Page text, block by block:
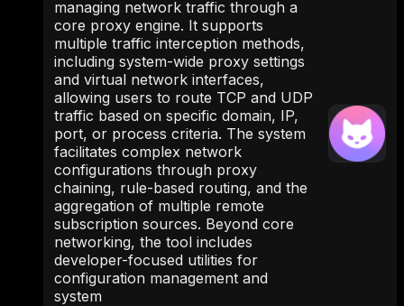
managing network traffic through a
core proxy engine. It supports
multiple traffic interception methods,
including system-wide proxy settings
and virtual network interfaces,
allowing users to route TCP and UDP
traffic based on specific domain, IP,
port, or process criteria. The system
facilitates complex network
configurations through proxy
chaining, rule-based routing, and the
aggregation of multiple remote
subscription sources. Beyond core
networking, the tool includes
developer-focused utilities for
configuration management and
system